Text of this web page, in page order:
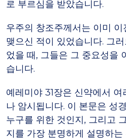
로 부르심을 받았습니다.
우주의 창조주께서는 이미
맺으신 적이 있었습니다. 그
었을 때, 그들은 그 중요성을
습니다.
예레미야 31장은 신약에서
나 암시됩니다. 이 본문은 성
누구를 위한 것인지, 그리고
지를 가장 분명하게 설명하는